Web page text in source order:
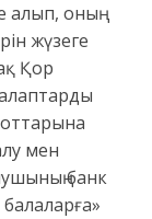
алып, оның
жүзеге
Қор
мен
банк